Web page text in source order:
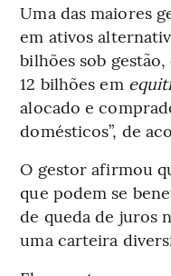
Uma das maiores
em ativos
bilhões sob
12 bilhões em
alocado e
domésticos”, de
O gestor afirmou
que podem se
de queda de juros
uma carteira